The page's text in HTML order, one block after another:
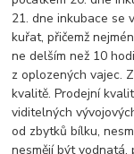
21. dne inkubace se
kuřat, přičemž
ne delším než 10
z oplozených vajec.
kvalitě. Prodejní
viditelných
od zbytků bílku,
nesmějí být vodnatá,